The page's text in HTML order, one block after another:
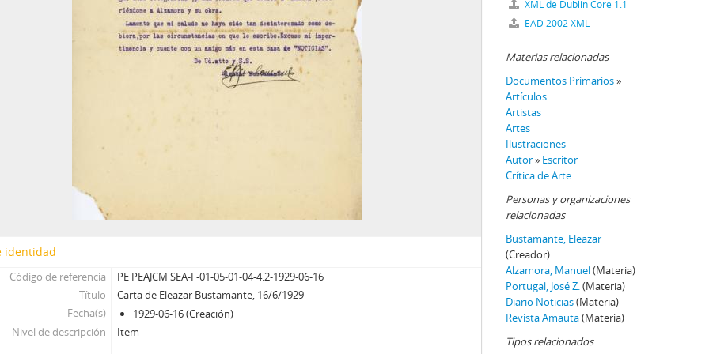
identidad
Código de referencia
PE PEAJCM SEA-F-01-05-01-04-4.2-1929-06-16
Título
Carta de Eleazar Bustamante, 16/6/1929
Fecha(s)
1929-06-16 (Creación)
Nivel de descripción
Item
XML de Dublin Core 1.1
EAD 2002 XML
Materias relacionadas
Documentos Primarios»
Artículos
Artistas
Artes
Ilustraciones
Autor» Escritor
Crítica de Arte
Personas y organizaciones
relacionadas
Bustamante, Eleazar
(Creador)
Alzamora, Manuel(Materia)
Portugal, José Z.(Materia)
Diario Noticias(Materia)
Revista Amauta(Materia)
Tipos relacionados